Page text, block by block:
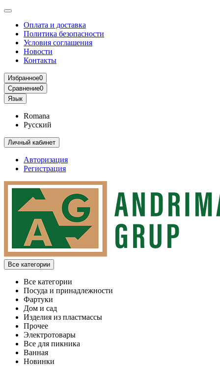
Оплата и доставка
Политика безопасности
Условия соглашения
Новости
Контакты
Избранное0
Сравнение0
Язык
Romana
Русский
Личный кабинет
Авторизация
Регистрация
Все категории
Все категории
Посуда и принадлежности
Фартуки
Дом и сад
Изделия из пластмассы
Прочее
Электротовары
Все для пикника
Ванная
Новинки